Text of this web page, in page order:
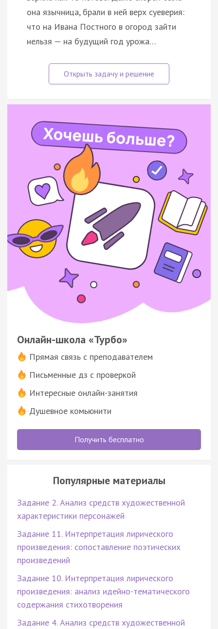
она язычница, брали в ней верх суеверия:
что на Ивана Постного в огород зайти
нельзя — на будущий год урожа…
Онлайн-школа «Турбо»
Прямая связь с преподавателем
Письменные дз с проверкой
Интересные онлайн-занятия
Душевное комьюнити
Получить бесплатно
Популярные материалы
Задание 2. Анализ средств художественной
характеристики персонажей
Задание 11. Интерпретация лирического
произведения: сопоставление поэтических
произведений
Задание 10. Интерпретация лирического
произведения: анализ идейно-тематического
содержания стихотворения
Задание 4. Анализ средств художественной